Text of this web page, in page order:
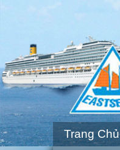
Trang Chủ